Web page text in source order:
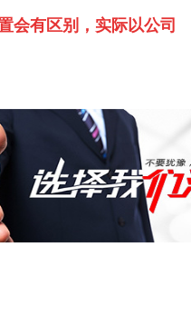
会有区别，实际以公司